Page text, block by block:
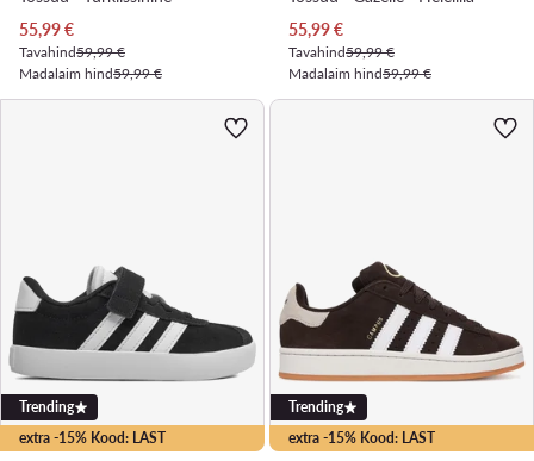
Praegune hind
55,99€
Tavahind59,99 €
Madalaim hind59,99 €
Praegune hind
55,99€
Tavahind59,99 €
Madalaim hind59,99 €
extra -15% Kood: LAST
Trending
extra -15% Kood: LAST
Trending